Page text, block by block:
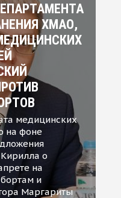
ХМАО,
медицинских
на фоне
о
на
и
Маргариты